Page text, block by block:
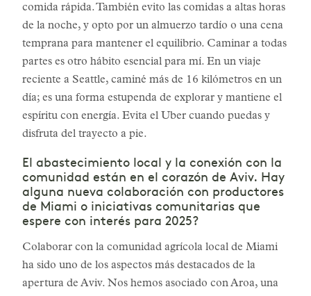
comida rápida. También evito las comidas a altas horas
de la noche, y opto por un almuerzo tardío o una cena
temprana para mantener el equilibrio. Caminar a todas
partes es otro hábito esencial para mí. En un viaje
reciente a Seattle, caminé más de 16 kilómetros en un
día; es una forma estupenda de explorar y mantiene el
espíritu con energía. Evita el Uber cuando puedas y
disfruta del trayecto a pie.
El abastecimiento local y la conexión con la
comunidad están en el corazón de Aviv. Hay
alguna nueva colaboración con productores
de Miami o iniciativas comunitarias que
espere con interés para 2025?
Colaborar con la comunidad agrícola local de Miami
ha sido uno de los aspectos más destacados de la
apertura de Aviv. Nos hemos asociado con Aroa, una